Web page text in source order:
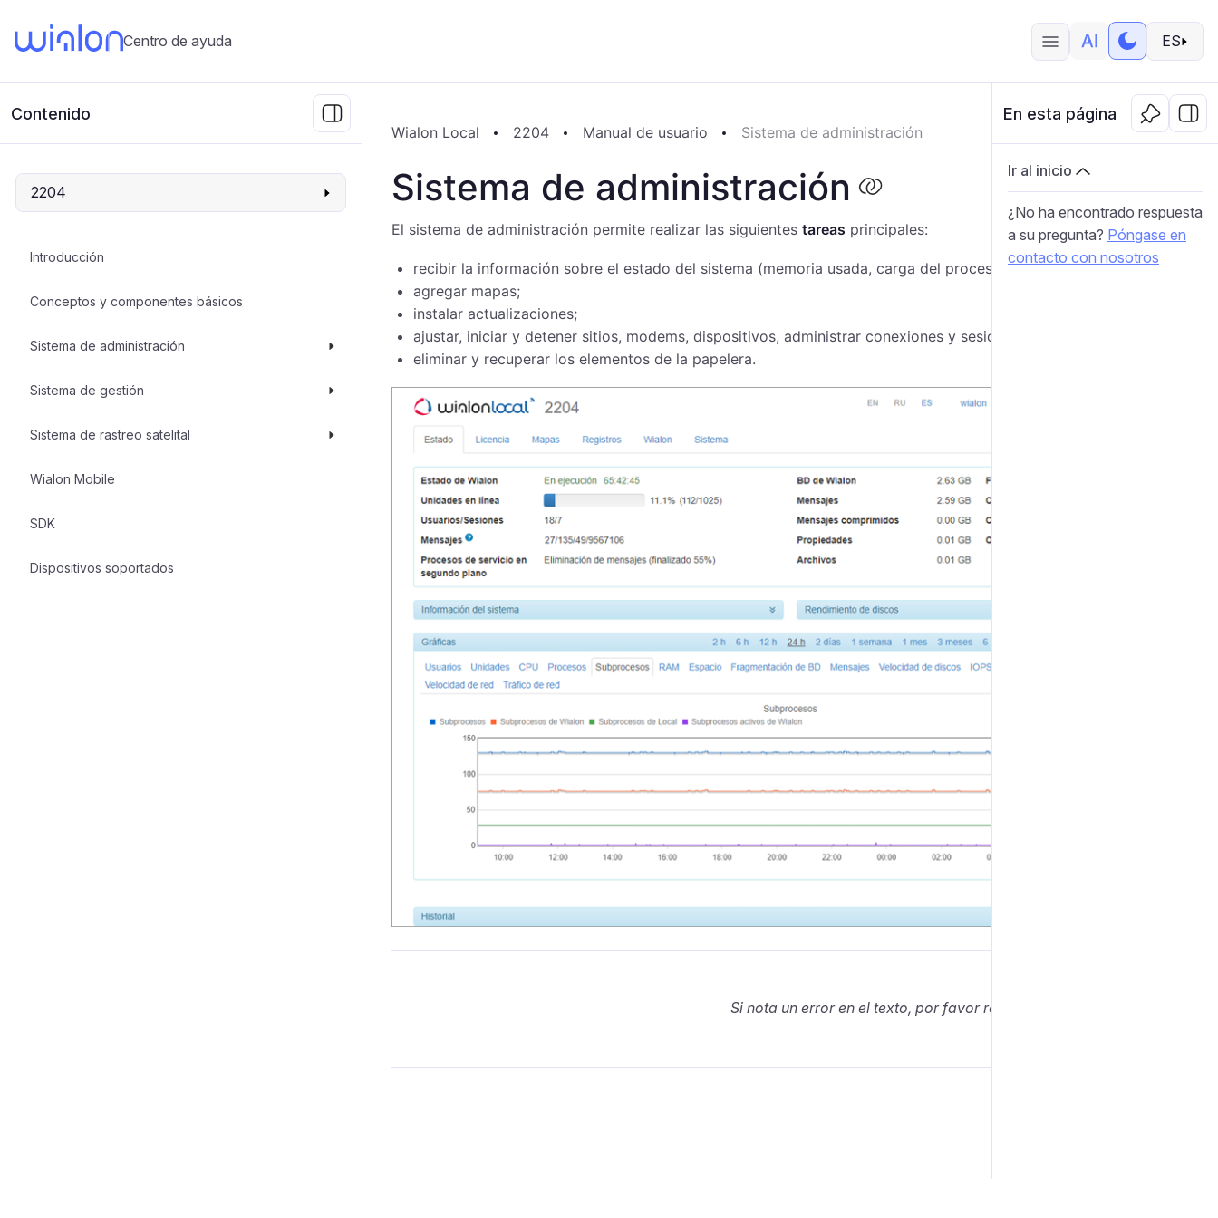
Centro de ayuda ES
Contenido
2204
Introducción
Conceptos y componentes básicos
Sistema de administración
Sistema de gestión
Sistema de rastreo satelital
Wialon Mobile
SDK
Dispositivos soportados
Wialon Local 2204 Manual de usuario Sistema de administración
Sistema de administración
El sistema de administración permite realizar las siguientes tareas principales:
recibir la información sobre el estado del sistema (memoria usada, carga del procesador, errores, etc.);
agregar mapas;
instalar actualizaciones;
ajustar, iniciar y detener sitios, modems, dispositivos, administrar conexiones y sesiones;
eliminar y recuperar los elementos de la papelera.
Si nota un error en el texto, por favor resáltelo y presione Ctrl+Intro.
En esta página
Ir al inicio
¿No ha encontrado respuesta
a su pregunta? Póngase en
contacto con nosotros